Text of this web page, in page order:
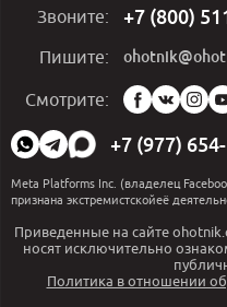
Звоните: +7 (800)
Пишите:
Смотрите:
Мы
в
социальных
сетях:
+7 (977)
Meta Platforms Inc. (владелец
признана экстремистскойеё
Приведенные на сайте
носят исключительно
Политика в отношении